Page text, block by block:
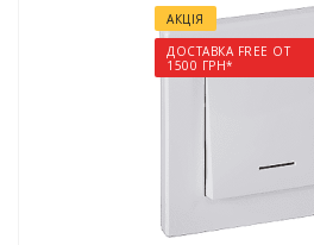
АКЦІЯ
ДОСТАВКА FREE ОТ
1500 ГРН*